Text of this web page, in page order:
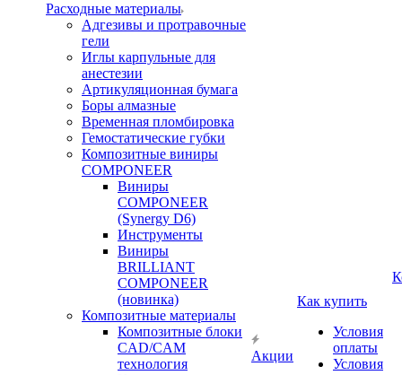
Расходные материалы
Адгезивы и протравочные
гели
Иглы карпульные для
анестезии
Артикуляционная бумага
Боры алмазные
Временная пломбировка
Гемостатические губки
Композитные виниры
COMPONEER
Виниры
COMPONEER
(Synergy D6)
Инструменты
Виниры
BRILLIANT
COMPONEER
(новинка)
Композитные материалы
Композитные блоки
CAD/СAM
технология
Акции
Как купить
Условия
оплаты
Условия